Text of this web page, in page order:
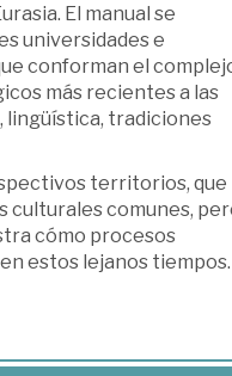
El manual se
universidades e
conforman el
más recientes a las
lingüística, tradiciones
territorios, que
culturales comunes,
cómo procesos
estos lejanos tiempos.